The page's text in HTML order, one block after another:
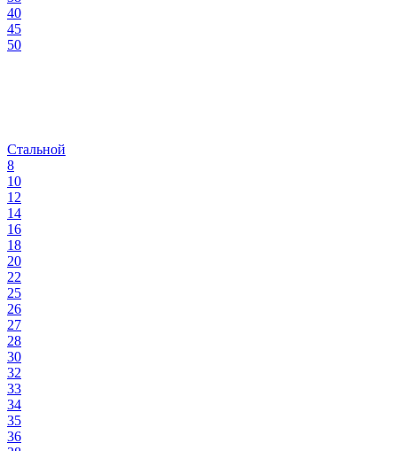
40
45
50
Стальной
8
10
12
14
16
18
20
22
25
26
27
28
30
32
33
34
35
36